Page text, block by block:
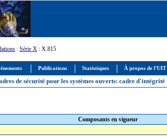
Publications Statistiques À propos de l'UIT
: Série X : X.815
de sécurité pour les systèmes ouverts: cadre d'intégrité
Composants en vigueur